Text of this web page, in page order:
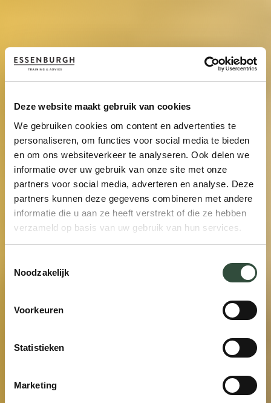
Deze website maakt gebruik van cookies
We gebruiken cookies om content en advertenties te
personaliseren, om functies voor social media te bieden
en om ons websiteverkeer te analyseren. Ook delen we
informatie over uw gebruik van onze site met onze
partners voor social media, adverteren en analyse. Deze
partners kunnen deze gegevens combineren met andere
informatie die u aan ze heeft verstrekt of die ze hebben
verzameld op basis van uw gebruik van hun services.
Noodzakelijk
Voorkeuren
Statistieken
Marketing